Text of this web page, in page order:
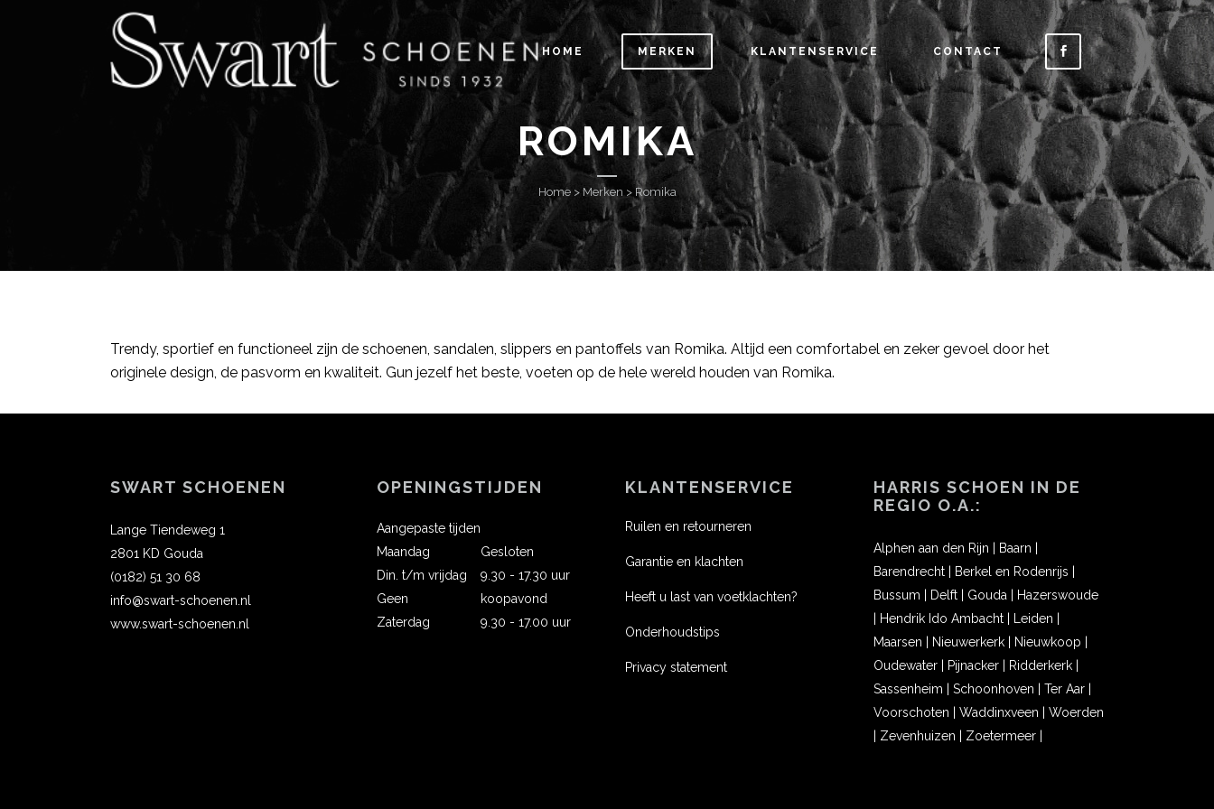
HOME MERKEN KLANTENSERVICE CONTACT
ROMIKA
Home> Merken > Romika
Trendy, sportief en functioneel zijn de schoenen, sandalen, slippers en pantoffels van Romika. Altijd een comfortabel en zeker gevoel door het
originele design, de pasvorm en kwaliteit. Gun jezelf het beste, voeten op de hele wereld houden van Romika.
SWART SCHOENEN
Lange Tiendeweg 1
2801 KD Gouda
(0182) 51 30 68
info@swart-schoenen.nl
www.swart-schoenen.nl
OPENINGSTIJDEN
Aangepaste tijden
Maandag
Gesloten
Din. t/m vrijdag
9.30 - 17.30 uur
Geen
koopavond
Zaterdag
9.30 - 17.00 uur
KLANTENSERVICE
Ruilen en retourneren
Garantie en klachten
Heeft u last van voetklachten?
Onderhoudstips
Privacy statement
HARRIS SCHOEN IN DE
REGIO O.A.:
Alphen aan den Rijn Baarn
Barendrecht
Berkel en Rodenrijs
Bussum
Delft Gouda
Hazerswoude
Hendrik Ido Ambacht Leiden
Maarsen
Nieuwerkerk Nieuwkoop
Oudewater
Pijnacker Ridderkerk
Sassenheim
Schoonhoven Ter Aar
Voorschoten
Waddinxveen
Woerden
Zevenhuizen Zoetermeer